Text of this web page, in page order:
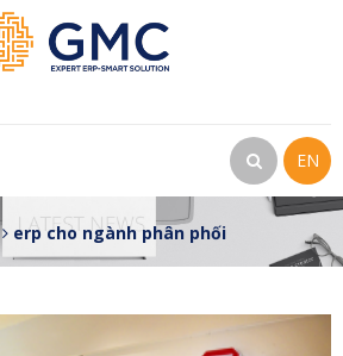
EN
erp cho ngành phân phối